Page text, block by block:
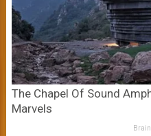
The Chapel Of Sound
Marvels